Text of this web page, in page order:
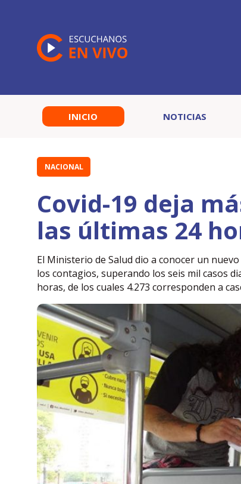
INICIO NOTICIAS
NACIONAL
Covid-19 deja
las últimas 24
El Ministerio de Salud dio a conocer un
los contagios, superando los seis mil casos
horas, de los cuales 4.273 corresponden a